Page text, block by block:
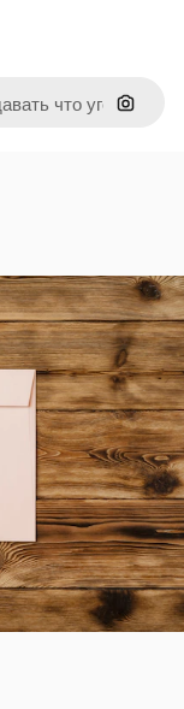
Поиск